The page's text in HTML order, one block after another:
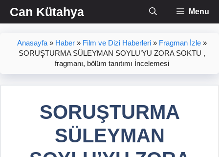
İçeriğe
atlaCan Kütahya Menu
Anasayfa » Haber » Film ve Dizi Haberleri » Fragman İzle »
SORUŞTURMA SÜLEYMAN SOYLU’YU ZORA SOKTU ,
fragmanı, bölüm tanıtımı İncelemesi
SORUŞTURMA
SÜLEYMAN